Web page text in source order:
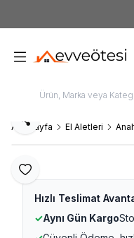
Ana Sayfa El Aletleri
Favoriye Ekle
Paylaş
Hızlı Teslimat
✓Aynı Gün Kargo